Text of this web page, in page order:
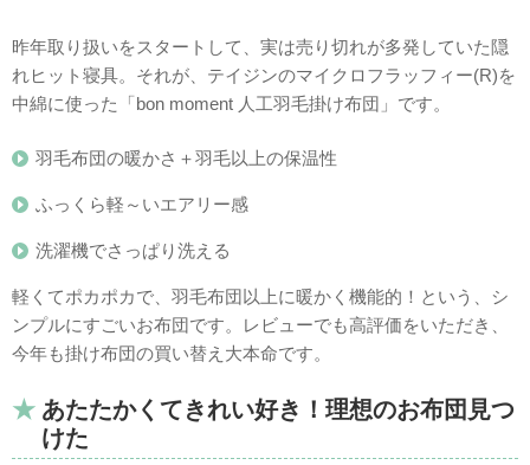
昨年取り扱いをスタートして、実は売り切れが多発していた隠
れヒット寝具。それが、テイジンのマイクロフラッフィー(R)を
中綿に使った「bon moment 人工羽毛掛け布団」です。
羽毛布団の暖かさ＋羽毛以上の保温性
ふっくら軽～いエアリー感
洗濯機でさっぱり洗える
軽くてポカポカで、羽毛布団以上に暖かく機能的！という、シ
ンプルにすごいお布団です。レビューでも高評価をいただき、
今年も掛け布団の買い替え大本命です。
あたたかくてきれい好き！理想のお布団見つ
けた